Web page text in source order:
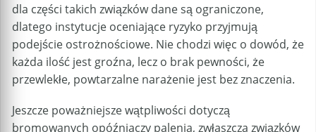
dla części takich związków dane są ograniczone,
dlatego instytucje oceniające ryzyko przyjmują
podejście ostrożnościowe. Nie chodzi więc o dowód, że
każda ilość jest groźna, lecz o brak pewności, że
przewlekłe, powtarzalne narażenie jest bez znaczenia.
Jeszcze poważniejsze wątpliwości dotyczą
bromowanych opóźniaczy palenia, zwłaszcza związków